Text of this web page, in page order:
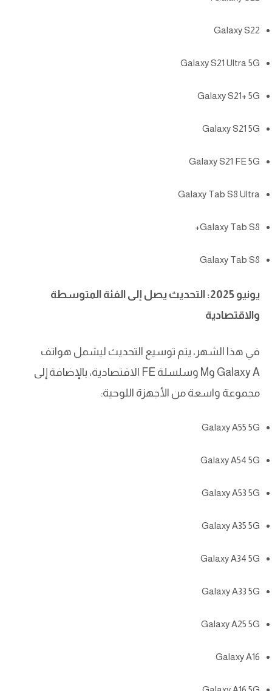
Galaxy S22
Galaxy S21 Ultra 5G
Galaxy S21+ 5G
Galaxy S21 5G
Galaxy S21 FE 5G
Galaxy Tab S8 Ultra
Galaxy Tab S8+
Galaxy Tab S8
يونيو 2025: التحديث يصل إلى الفئة المتوسطة
والاقتصادية
في هذا الشهر، يتم توسيع التحديث ليشمل هواتف
Galaxy A وM وسلسلة FE الاقتصادية، بالإضافة إلى
مجموعة واسعة من الأجهزة اللوحية:
Galaxy A55 5G
Galaxy A54 5G
Galaxy A53 5G
Galaxy A35 5G
Galaxy A34 5G
Galaxy A33 5G
Galaxy A25 5G
Galaxy A16